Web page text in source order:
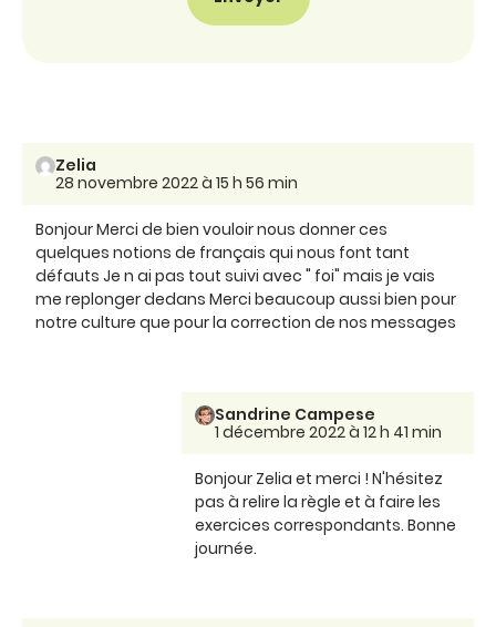
Zelia
28 novembre 2022 à 15 h 56 min
Bonjour Merci de bien vouloir nous donner ces
quelques notions de français qui nous font tant
défauts Je n ai pas tout suivi avec " foi" mais je vais
me replonger dedans Merci beaucoup aussi bien pour
notre culture que pour la correction de nos messages
Sandrine Campese
1 décembre 2022 à 12 h 41 min
Bonjour Zelia et merci ! N'hésitez
pas à relire la règle et à faire les
exercices correspondants. Bonne
journée.